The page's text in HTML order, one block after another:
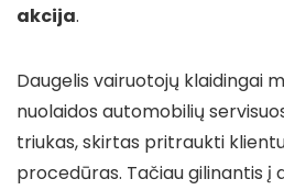
akcija.
Daugelis vairuotojų klaidingai
nuolaidos automobilių
triukas, skirtas pritraukti
procedūras. Tačiau gilinantis į